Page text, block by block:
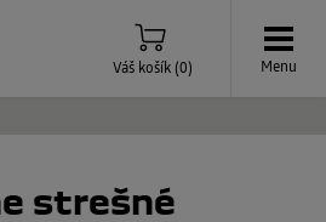
Váš košík (0) Menu
strešné